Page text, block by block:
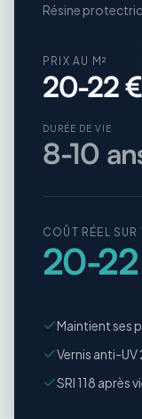
Résine
PRIX AU M²
20-22 €
DURÉE DE VIE
8-10
COÛT RÉEL SUR
20-
Maintient ses
Vernis anti-
SRI 118 après